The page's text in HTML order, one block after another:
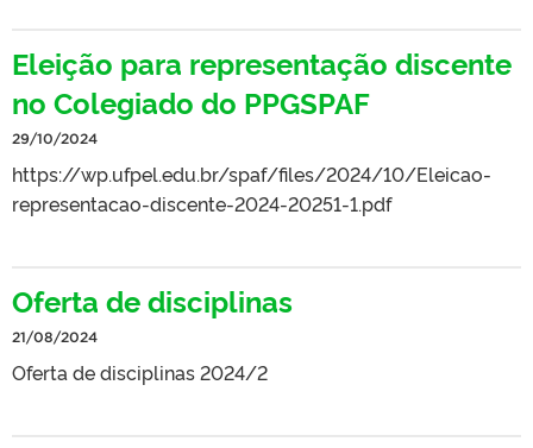
Eleição para representação discente
no Colegiado do PPGSPAF
29/10/2024
https://wp.ufpel.edu.br/spaf/files/2024/10/Eleicao-
representacao-discente-2024-20251-1.pdf
Oferta de disciplinas
21/08/2024
Oferta de disciplinas 2024/2